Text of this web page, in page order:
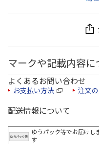
マークや記載内容に
よくあるお問い合わせ
お支払い方法 注文
配送情報について
ゆうパック等でお届けし
す